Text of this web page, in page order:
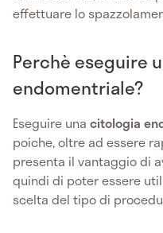
effettuare lo
Perchè eseguire
endomentriale?
Eseguire una citologia
poiche, oltre ad essere
presenta il vantaggio di
quindi di poter essere
scelta del tipo di